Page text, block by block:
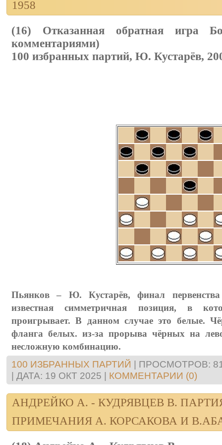
1958
(16) Отказанная обратная игра
комментариями)
100 избранных партий, Ю. Кустарёв,
Пьянков – Ю. Кустарёв, финал
извecтнaя cиммeтричнaя позиция, в
проигрывaeт. В дaнном cлучae это бeлыe.
флaнгa бeлых. из-зa прорывa чёрных нa
нecложную комбинaцию.
100 ИЗБРАННЫХ ПАРТИЙ | ПРОСМОТРОВ:
| ДАТА: 19 ОКТ 2025 | КОММЕНТАРИИ (0)
АНДРЕЙКО А. - КУДРЯВЦЕВ В.
ПРИМЕЧАНИЯ А. КОРСАКОВА И